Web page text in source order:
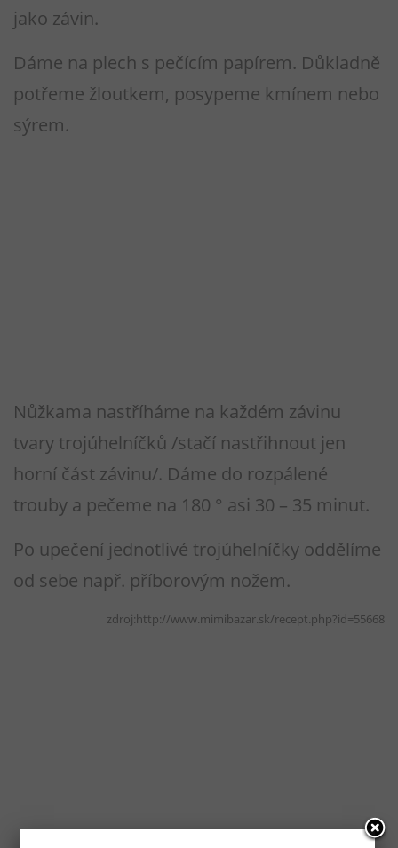
jako závin.
Dáme na plech s pečícím papírem. Důkladně
potřeme žloutkem, posypeme kmínem nebo
sýrem.
Nůžkama nastříháme na každém závinu
tvary trojúhelníčků /stačí nastřihnout jen
horní část závinu/. Dáme do rozpálené
trouby a pečeme na 180 ° asi 30 – 35 minut.
Po upečení jednotlivé trojúhelníčky oddělíme
od sebe např. příborovým nožem.
zdroj:http://www.mimibazar.sk/recept.php?id=55668